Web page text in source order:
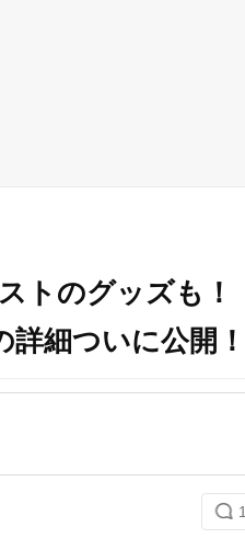
トのグッズも！
細ついに公開！
1